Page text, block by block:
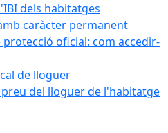
dels habitatges
caràcter permanent
oficial: com accedir-
de lloguer
del lloguer de l'habitatge